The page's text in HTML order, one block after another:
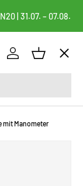
| 31.07. – 07.08.
Se connecter
Panier
Menu
mit Manometer